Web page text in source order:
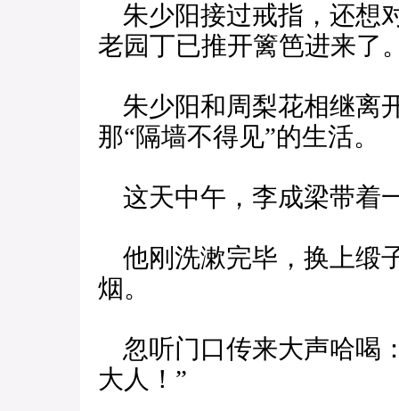
朱少阳接过戒指，还想
老园丁已推开篱笆进来了
朱少阳和周梨花相继离
那“隔墙不得见”的生活。
这天中午，李成梁带着
他刚洗漱完毕，换上缎
烟。
忽听门口传来大声哈喝
大人！”